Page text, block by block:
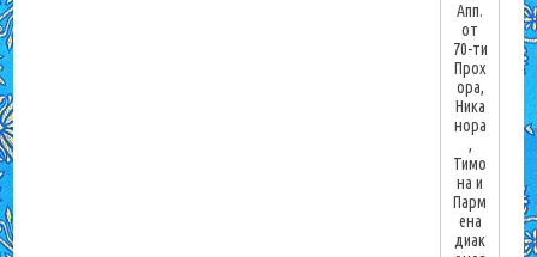
Апп.
от
70-ти
Прох
ора,
Ника
нора
,
Тимо
на и
Парм
ена
диак